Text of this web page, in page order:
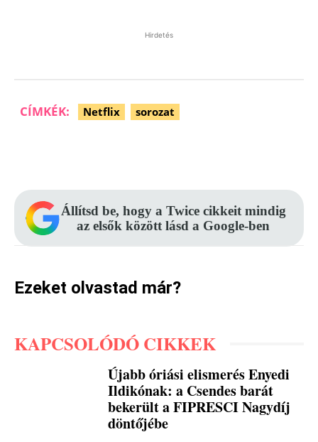
Hirdetés
CÍMKÉK: Netflix sorozat
Állítsd be, hogy a Twice cikkeit mindig
az elsők között lásd a Google-ben
Ezeket olvastad már?
KAPCSOLÓDÓ CIKKEK
Újabb óriási elismerés Enyedi
Ildikónak: a Csendes barát
bekerült a FIPRESCI Nagydíj
döntőjébe